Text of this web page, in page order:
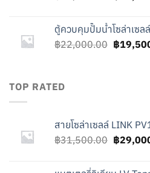
was:
฿
ตู้ควบคุมปั๊มน้ำโซล่าเซ
฿22,000.00 Original
฿
TOP RATED
สายโซล่าเซลล์ LINK
฿31,500.00 Original
฿